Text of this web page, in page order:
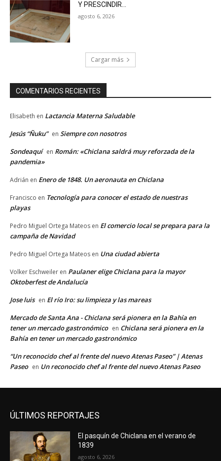
Y PRESCINDIR…
agosto 6, 2026
Cargar más
COMENTARIOS RECIENTES
Elisabeth en Lactancia Materna Saludable
Jesús “Ñuku” en Siempre con nosotros
Sondeaquí en Román: «Chiclana saldrá muy reforzada de la
pandemia»
Adrián en Enero de 1848. Un aeronauta en Chiclana
Francisco en Tecnología para conocer el estado de nuestras
playas
Pedro Miguel Ortega Mateos en El comercio local se prepara para la
campaña de Navidad
Pedro Miguel Ortega Mateos en Una ciudad abierta
Volker Eschweiler en Paulaner elige Chiclana para la mayor
Oktoberfest de Andalucía
Jose luis en El río Iro: su limpieza y las mareas
Mercado de Santa Ana - Chiclana será pionera en la Bahía en
tener un mercado gastronómico en Chiclana será pionera en la
Bahía en tener un mercado gastronómico
“Un reconocido chef al frente del nuevo Atenas Paseo” | Atenas
Paseo en Un reconocido chef al frente del nuevo Atenas Paseo
ÚLTIMOS REPORTAJES
El pasquín de Chiclana en el verano de
1839
agosto 6, 2026